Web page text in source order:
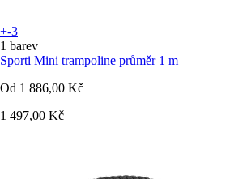
+-3
1 barev
Sporti Mini trampoline průměr 1 m
Od 1 886,00 Kč
1 497,00 Kč